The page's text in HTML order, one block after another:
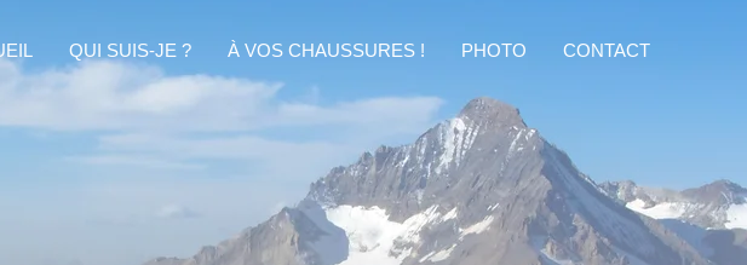
QUI SUIS-JE ? À VOS CHAUSSURES ! PHOTO CONTACT